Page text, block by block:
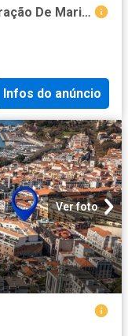
Apartamento T1 em Imaculado Coração De Maria de 77,00 m² 77m² São pedro funchal
Infos do anúncio
Ver foto